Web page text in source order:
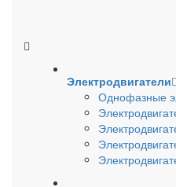
Электродвигатели
Однофазные